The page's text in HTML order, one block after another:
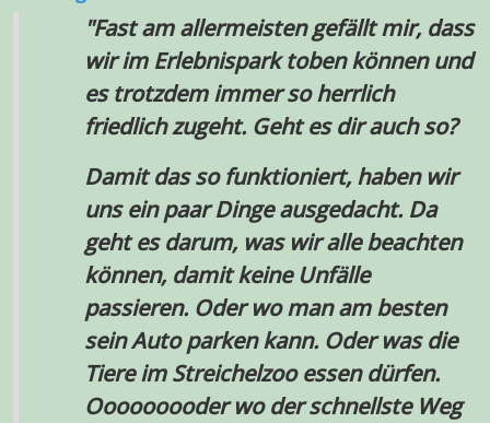
"Fast am allermeisten gefällt mir, dass
wir im Erlebnispark toben können und
es trotzdem immer so herrlich
friedlich zugeht. Geht es dir auch so?
Damit das so funktioniert, haben wir
uns ein paar Dinge ausgedacht. Da
geht es darum, was wir alle beachten
können, damit keine Unfälle
passieren. Oder wo man am besten
sein Auto parken kann. Oder was die
Tiere im Streichelzoo essen dürfen.
Ooooooooder wo der schnellste Weg